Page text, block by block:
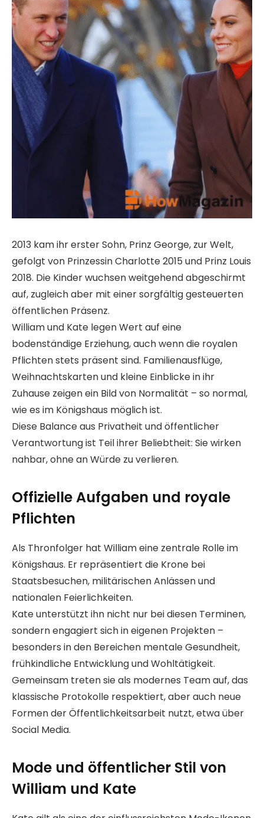
2013 kam ihr erster Sohn, Prinz George, zur Welt,
gefolgt von Prinzessin Charlotte 2015 und Prinz Louis
2018. Die Kinder wuchsen weitgehend abgeschirmt
auf, zugleich aber mit einer sorgfältig gesteuerten
öffentlichen Präsenz.
William und Kate legen Wert auf eine
bodenständige Erziehung, auch wenn die royalen
Pflichten stets präsent sind. Familienausflüge,
Weihnachtskarten und kleine Einblicke in ihr
Zuhause zeigen ein Bild von Normalität – so normal,
wie es im Königshaus möglich ist.
Diese Balance aus Privatheit und öffentlicher
Verantwortung ist Teil ihrer Beliebtheit: Sie wirken
nahbar, ohne an Würde zu verlieren.
Offizielle Aufgaben und royale
Pflichten
Als Thronfolger hat William eine zentrale Rolle im
Königshaus. Er repräsentiert die Krone bei
Staatsbesuchen, militärischen Anlässen und
nationalen Feierlichkeiten.
Kate unterstützt ihn nicht nur bei diesen Terminen,
sondern engagiert sich in eigenen Projekten –
besonders in den Bereichen mentale Gesundheit,
frühkindliche Entwicklung und Wohltätigkeit.
Gemeinsam treten sie als modernes Team auf, das
klassische Protokolle respektiert, aber auch neue
Formen der Öffentlichkeitsarbeit nutzt, etwa über
Social Media.
Mode und öffentlicher Stil von
William und Kate